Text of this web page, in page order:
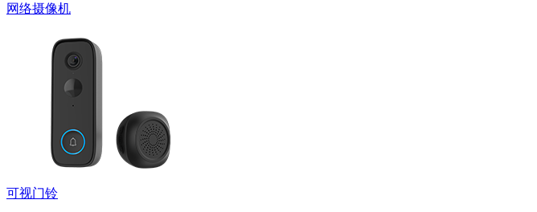
网络摄像机
可视门铃